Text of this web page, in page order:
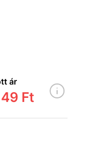
ár
Ft